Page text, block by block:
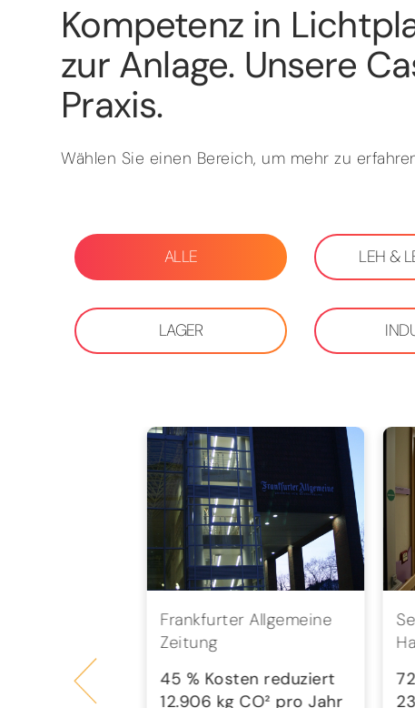
Kompetenz in
zur Anlage. Unsere
Praxis.
Wählen Sie einen Bereich, um mehr zu
ALLE LEH &
LAGER
reduziert
pro Jahr
Frankfurter Allgemeine
Zeitung
45 % Kosten reduziert
12.906 kg CO² pro Jahr